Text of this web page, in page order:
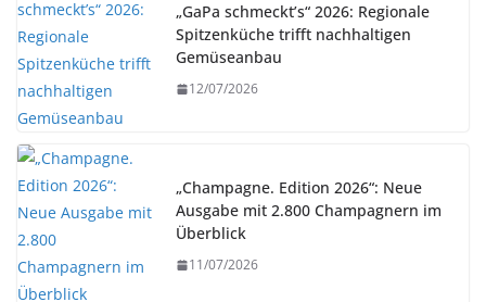
„GaPa schmeckt’s“ 2026: Regionale
Spitzenküche trifft nachhaltigen
Gemüseanbau
12/07/2026
„Champagne. Edition 2026“: Neue
Ausgabe mit 2.800 Champagnern im
Überblick
11/07/2026